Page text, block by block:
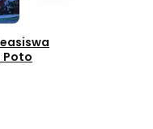
Poto